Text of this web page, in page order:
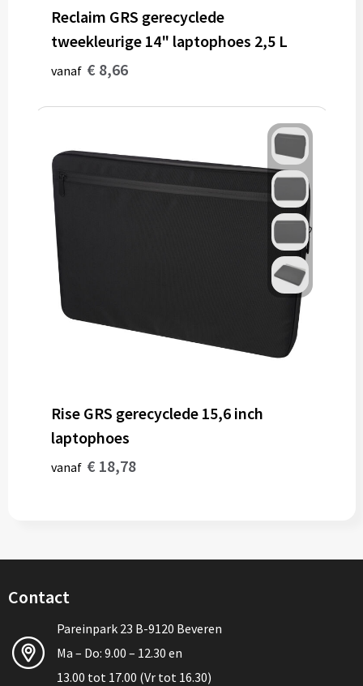
Reclaim GRS gerecyclede
tweekleurige 14" laptophoes 2,5 L
vanaf € 8,66
Rise GRS gerecyclede 15,6 inch
laptophoes
vanaf € 18,78
Contact
Pareinpark 23 B-9120 Beveren
Ma – Do: 9.00 – 12.30 en
13.00 tot 17.00 (Vr tot 16.30)